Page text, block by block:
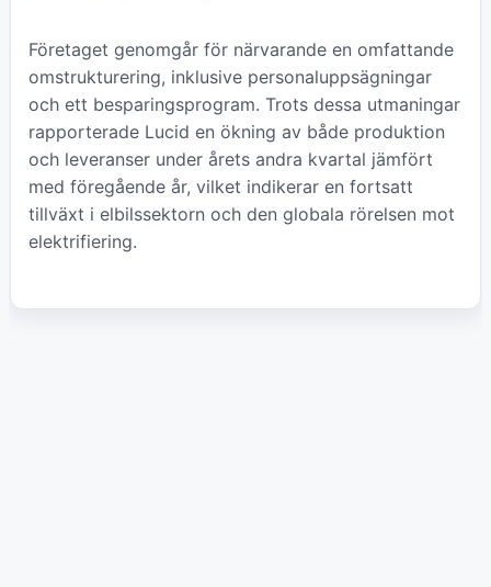
Företaget genomgår för närvarande en omfattande
omstrukturering, inklusive personaluppsägningar
och ett besparingsprogram. Trots dessa utmaningar
rapporterade Lucid en ökning av både produktion
och leveranser under årets andra kvartal jämfört
med föregående år, vilket indikerar en fortsatt
tillväxt i elbilssektorn och den globala rörelsen mot
elektrifiering.